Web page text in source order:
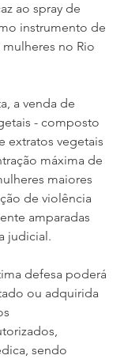
ao spray de
instrumento de
no Rio
a venda de
- composto
extratos vegetais
máxima de
maiores
de violência
amparadas
judicial.
defesa poderá
ou adquirida
sendo